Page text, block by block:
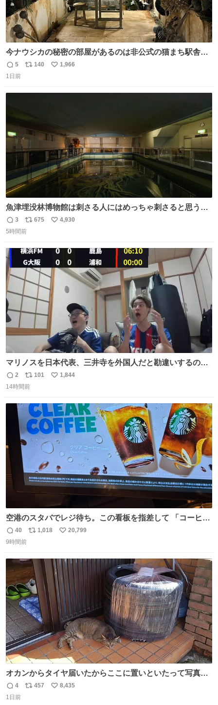
今ナウシカの秘密の部屋があるのは非公式の猫まち駅舎だ
けだもんね。本物が欲しいね
返
信
5
リ
140
い
1,966
1日前
魚津埋没林博物館は刺さる人にはめっちゃ刺さると思う施
設 無人になった時の雰囲気が凄まじかった
返
信
3
リ
ポ
ト
数
675
い
数
4,930
5時間前
マリノスを日本代表、三井寺を外国人だと勘違いするのお
もろくて爽
返
信
2
リ
ポ
ト
数
101
い
数
1,844
14時間前
空港のスタバでレジ待ち。この看板を指差して 「コーヒー
苦手な人コーヒー飲まないよ！」て叫び続けてる子供いて
吹き出しそうwお母さんお疲れ様です。
返
信
40
リ
ト
数
1,018
い
数
20,799
9時間前
オカンからタイヤ届いたからここに置いといたって写真送
られてきたけど明らかに猫が邪魔くさそうな顔してて草
返
信
4
リ
457
い
8,435
1日前